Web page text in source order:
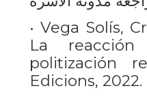
• Vega Solís,
La reacción
politización
Edicions, 2022.